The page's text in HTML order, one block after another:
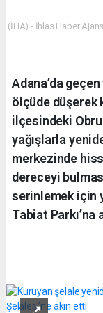
(İHA) - İhlas Haber
Adana’da
ölçüde düşerek
ilçesindeki
yağışlarla
merkezinde
dereceyi
serinlemek için
Tabiat Parkı’na